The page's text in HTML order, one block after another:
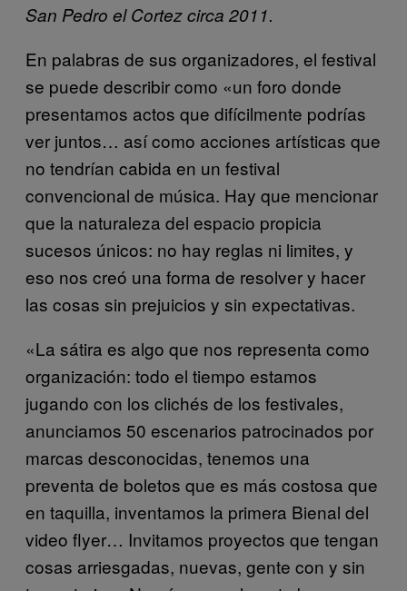
San Pedro el Cortez circa 2011.
En palabras de sus organizadores, el festival
se puede describir como «un foro donde
presentamos actos que difícilmente podrías
ver juntos… así como acciones artísticas que
no tendrían cabida en un festival
convencional de música. Hay que mencionar
que la naturaleza del espacio propicia
sucesos únicos: no hay reglas ni limites, y
eso nos creó una forma de resolver y hacer
las cosas sin prejuicios y sin expectativas.
«La sátira es algo que nos representa como
organización: todo el tiempo estamos
jugando con los clichés de los festivales,
anunciamos 50 escenarios patrocinados por
marcas desconocidas, tenemos una
preventa de boletos que es más costosa que
en taquilla, inventamos la primera Bienal del
video flyer… Invitamos proyectos que tengan
cosas arriesgadas, nuevas, gente con y sin